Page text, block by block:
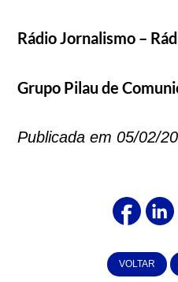
Rádio Jornalismo –
Grupo Pilau de
Publicada em 05/02/
VOLTAR